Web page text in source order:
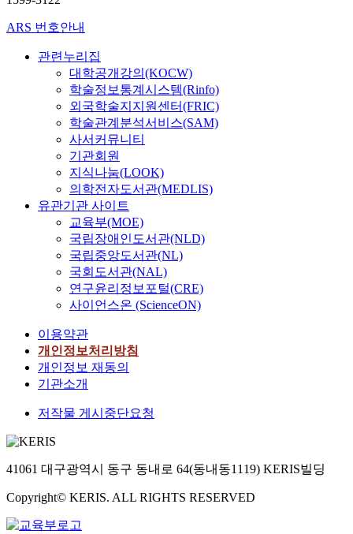
ARS 번호안내
관련누리집
대학공개강의(KOCW)
학술정보통계시스템(Rinfo)
외국학술지지원센터(FRIC)
학술관계분석서비스(SAM)
사서커뮤니티
기관회원
지식나눔(LOOK)
의학전자도서관(MEDLIS)
유관기관 사이트
교육부(MOE)
국립장애인도서관(NLD)
국립중앙도서관(NL)
국회도서관(NAL)
연구윤리정보포털(CRE)
사이언스온 (ScienceON)
이용약관
개인정보처리방침
개인정보 재동의
기관소개
저작물 게시중단요청
41061 대구광역시 동구 동내로 64(동내동1119) KERIS빌딩
Copyright© KERIS. ALL RIGHTS RESERVED